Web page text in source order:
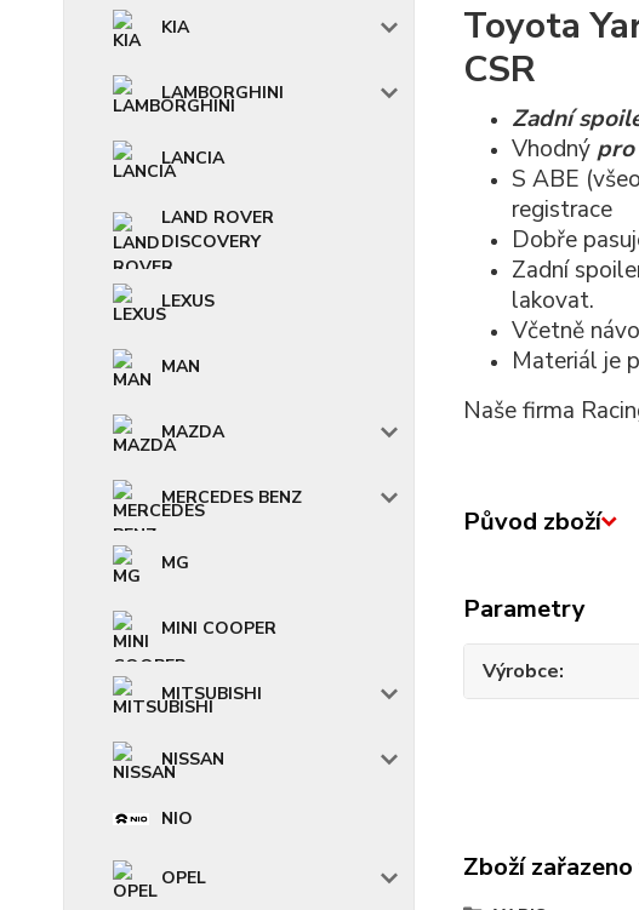
KIA
LAMBORGHINI
LANCIA
LAND ROVER
DISCOVERY
LEXUS
MAN
MAZDA
MERCEDES BENZ
MG
MINI COOPER
MITSUBISHI
NISSAN
NIO
OPEL
Toyota
CSR
Zadní
Vhodný pro
S ABE
registrace
Dobře
Zadní
lakovat.
Včetně
Materiál je
Naše firma
Původ zboží
Parametry
Výrobce
Zboží